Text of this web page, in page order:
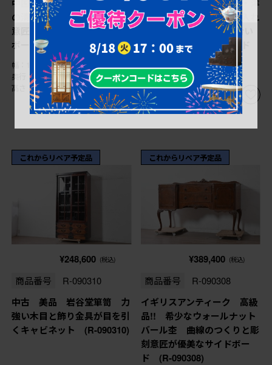
中国ヴィンテージ 中国伝統
の清朝デザイン 繊細な彫刻
意匠が美しい小ぶりなサイド
ボード (R-090316)
幅：1,005㎜
奥行：400㎜
高さ：770㎜
中古 松本民芸家具 和・洋
どちらのお部屋にも取り入れ
やすい! 落ち着いた色合い
と框組が魅力のローボード
幅：1,200㎜
奥行：440㎜
高さ：450㎜
これからリペア予定品
¥248,600 (税込)
商品番号 R-090310
中古 美品 岩谷堂箪笥 力
強い木目と飾り金具が目を引
くキャビネット (R-090310)
これからリペア予定品
¥389,400 (税込)
商品番号 R-090308
イギリスアンティーク 高級
品!! 希少なウォールナット
バール杢 曲線のつくりと彫
刻意匠が優美なサイドボー
ド (R-090308)